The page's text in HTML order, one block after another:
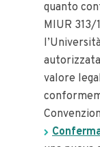
quanto
MIUR
valore